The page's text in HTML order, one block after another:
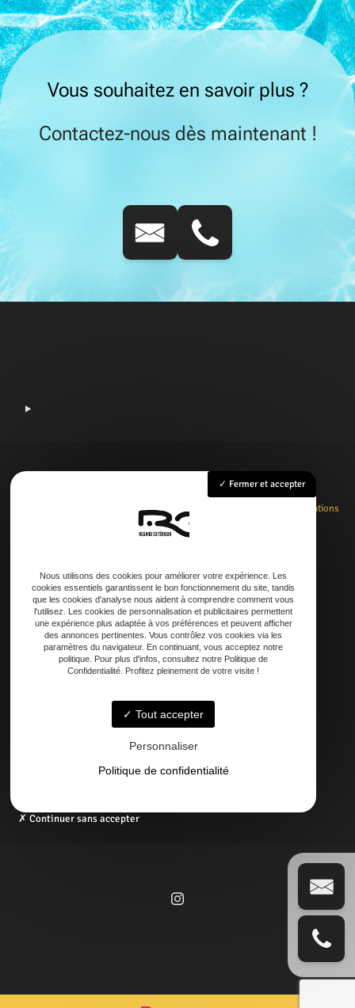
Vous souhaitez en savoir plus ?
Contactez-nous dès maintenant !
Entretien
Nos réalisations
Contact
Adresse
21 AVENUE DE LAOUADIE, 40600 Biscarrosse
Téléphone
Email
Fermer et accepter
Nous utilisons des cookies pour améliorer votre expérience. Les
cookies essentiels garantissent le bon fonctionnement du site, tandis
que les cookies d'analyse nous aident à comprendre comment vous
l'utilisez. Les cookies de personnalisation et publicitaires permettent
une expérience plus adaptée à vos préférences et peuvent afficher
des annonces pertinentes. Vous contrôlez vos cookies via les
paramètres du navigateur. En continuant, vous acceptez notre
politique. Pour plus d'infos, consultez notre Politique de
Confidentialité. Profitez pleinement de votre visite !
Tout accepter
Personnaliser
Politique de confidentialité
Continuer sans accepter